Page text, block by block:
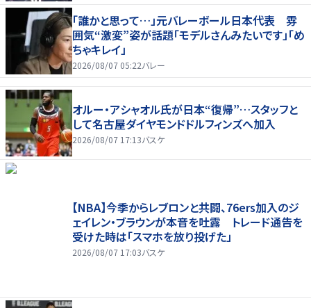
「誰かと思って…」元バレーボール日本代表 雰
囲気“激変”姿が話題「モデルさんみたいです」「め
ちゃキレイ」
2026/08/07 05:22バレー
オルー・アシャオル氏が日本“復帰”…スタッフと
して名古屋ダイヤモンドドルフィンズへ加入
2026/08/07 17:13バスケ
【NBA】今季からレブロンと共闘、76ers加入のジ
ェイレン・ブラウンが本音を吐露 トレード通告を
受けた時は「スマホを放り投げた」
2026/08/07 17:03バスケ